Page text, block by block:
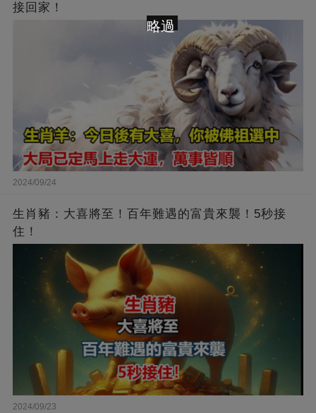
接回家！
2024/09/24
生肖豬：大喜將至！百年難遇的富貴來襲！5秒接
住！
2024/09/23
略過